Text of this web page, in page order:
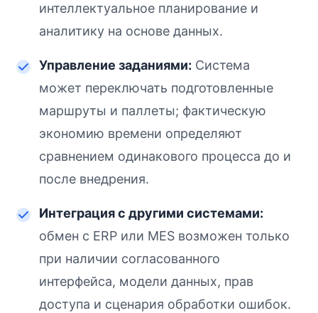
интеллектуальное планирование и
аналитику на основе данных.
Управление заданиями: Система
может переключать подготовленные
маршруты и паллеты; фактическую
экономию времени определяют
сравнением одинакового процесса до и
после внедрения.
Интеграция с другими системами:
обмен с ERP или MES возможен только
при наличии согласованного
интерфейса, модели данных, прав
доступа и сценария обработки ошибок.